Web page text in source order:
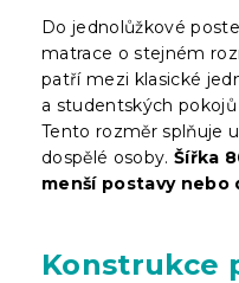
Do jednolůžkové
matrace o stejném
patří mezi klasické
a studentských
Tento rozměr splňuje
dospělé osoby. Šířka
menší postavy nebo
Konstrukce